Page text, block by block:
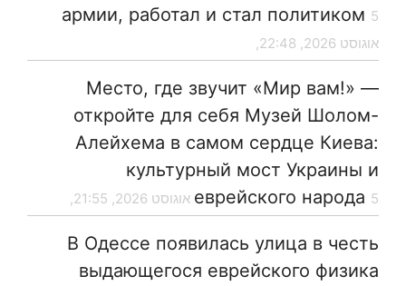
армии, работал и стал политиком 5
אוגוסט 2026, 22:48,
Место, где звучит «Мир вам!» —
откройте для себя Музей Шолом-
Алейхема в самом сердце Киева:
культурный мост Украины и
еврейского народа 5 אוגוסט 2026, 21:55,
В Одессе появилась улица в честь
выдающегося еврейского физика